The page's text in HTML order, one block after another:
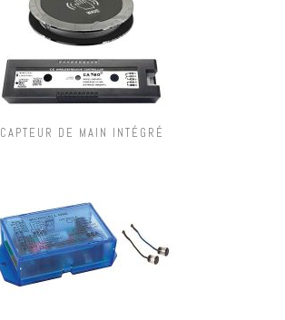
CAPTEUR DE MAIN INTÉGRÉ